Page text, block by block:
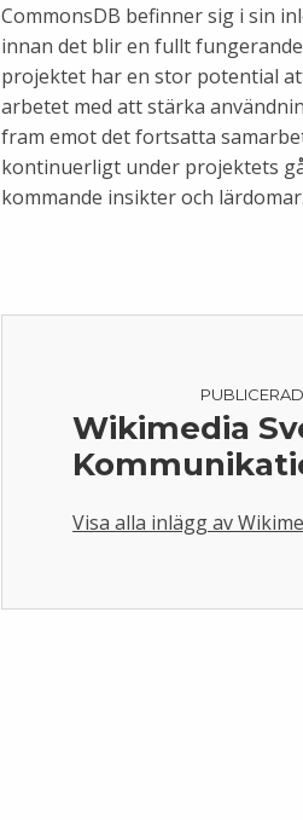
CommonsDB befinner sig i sin
innan det blir en fullt
projektet har en stor potential
arbetet med att stärka
fram emot det fortsatta
kontinuerligt under projektets
kommande insikter och lärdomar.
Wikimedia
Visa alla inlägg av
Skip back to main navigation